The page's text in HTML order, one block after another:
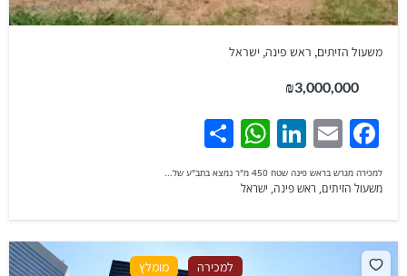
משעול הזיתים, ראש פינה, ישראל
₪3,000,000
Facebook
Email
LinkedIn
WhatsApp
Share
למכירה מגרש בראש פינה שטח 450 מ"ר נמצא בתב"ע של...
משעול הזיתים, ראש פינה, ישראל
למכירה מומלץ